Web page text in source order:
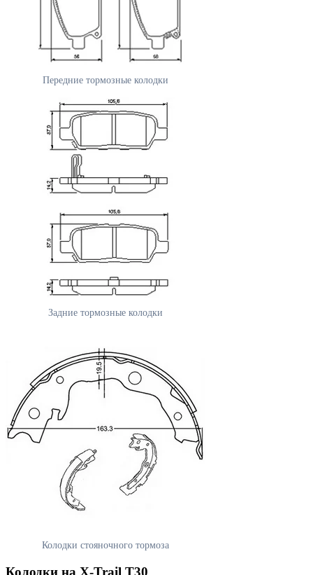
Передние тормозные колодки
Задние тормозные колодки
Колодки стояночного тормоза
Колодки на X-Trail T30